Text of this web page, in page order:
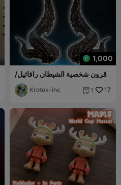
1,000
قرون شخصية الشيطان رافائيل/
هاليب إنكوبوس للتنكر من لعبة
بوابة بالدور 3
Krotek-inc  1 17